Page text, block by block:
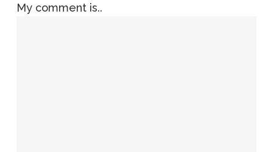
My comment is..